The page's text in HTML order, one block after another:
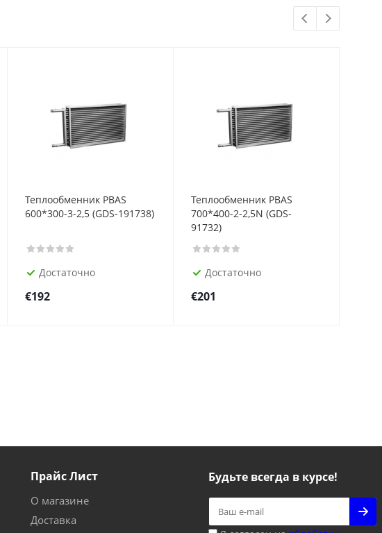
Теплообменник PBAS
600*300-3-2,5 (GDS-191738)
Достаточно
€192
Теплообменник PBAS
700*400-2-2,5N (GDS-
91732)
Достаточно
€201
Прайс Лист
О магазине
Доставка
Будьте всегда в курсе!